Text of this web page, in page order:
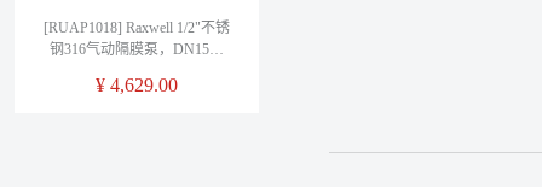
[RUAP1018] Raxwell 1/2"不锈
钢316气动隔膜泵，DN15，
RUAP1018，1台
¥ 4,629.00